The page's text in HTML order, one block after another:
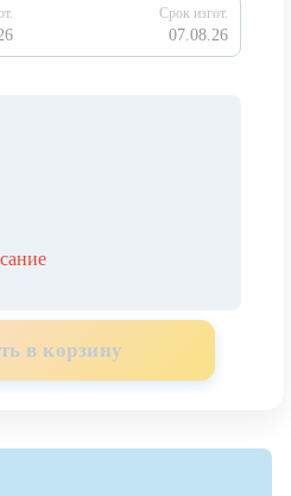
Срок изгот.
07.08.26
в корзину